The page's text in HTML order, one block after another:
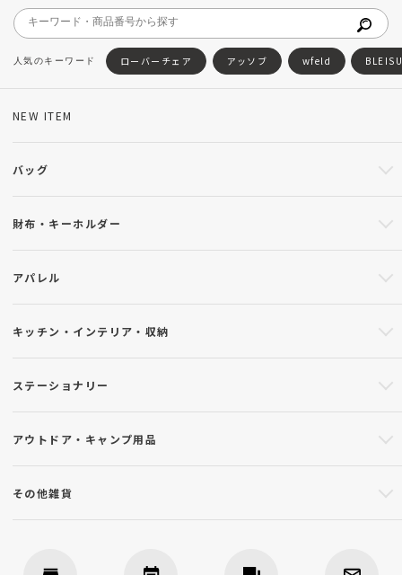
ローバーチェア アッソブ wfeld
NEW ITEM
バッグ
財布・キーホルダー
アパレル
キッチン・インテリア・収納
ステーショナリー
アウトドア・キャンプ用品
その他雑貨